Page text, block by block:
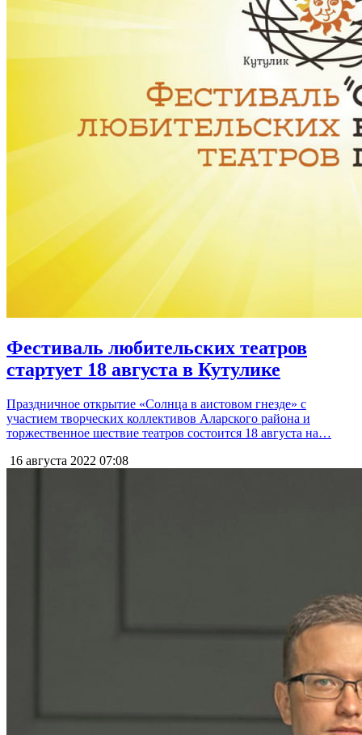
Фестиваль любительских театров
стартует 18 августа в Кутулике
Праздничное открытие «Солнца в аистовом гнезде» с
участием творческих коллективов Аларского района и
торжественное шествие театров состоится 18 августа на…
16 августа 2022 07:08